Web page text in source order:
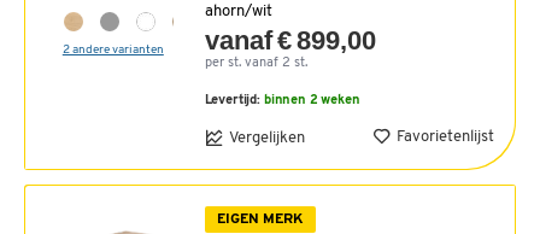
2 andere varianten
ahorn/wit
vanaf € 899,00
per st. vanaf 2 st.
Levertijd: binnen 2 weken
Vergelijken Favorietenlijst
EIGEN MERK